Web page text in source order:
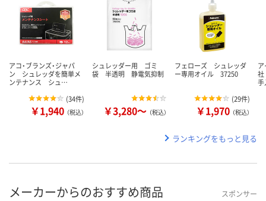
アコ・ブランズ・ジャパ
ン シュレッダを簡単メ
ンテナンス シュ…
(34件)
￥1,940 （税込）
シュレッダー用 ゴミ
袋 半透明 静電気抑制
￥3,280～ （税込）
フェローズ シュレッダ
ー専用オイル 37250
(29件)
￥1,970 （税込）
社
ランキングをもっと見る
メーカーからのおすすめ商品 スポンサー